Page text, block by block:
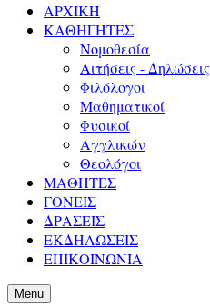
ΑΡΧΙΚΗ
ΚΑΘΗΓΗΤΕΣ
Νομοθεσία
Αιτήσεις - Δηλώσεις
Φιλόλογοι
Μαθηματικοί
Φυσικοί
Αγγλικών
Θεολόγοι
ΜΑΘΗΤΕΣ
ΓΟΝΕΙΣ
ΔΡΑΣΕΙΣ
ΕΚΔΗΛΩΣΕΙΣ
ΕΠΙΚΟΙΝΩΝΙΑ
Menu